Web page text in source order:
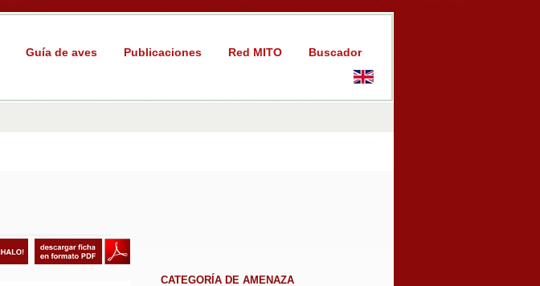
Guía de aves Publicaciones Red MITO Buscador
CATEGORÍA DE AMENAZA